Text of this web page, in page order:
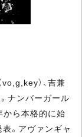
）、吉兼
。ナンバーガール
から本格的に始
。アヴァンギャ